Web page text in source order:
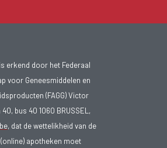
erkend door het Federaal
voor Geneesmiddelen en
(FAGG) Victor
bus 40 1060 BRUSSEL,
, dat de wettelikheid van de
apotheken moet